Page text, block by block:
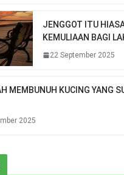
JENGGOT ITU
KEMULIAAN BAGI
22 September 2025
MEMBUNUH KUCING YANG
2025